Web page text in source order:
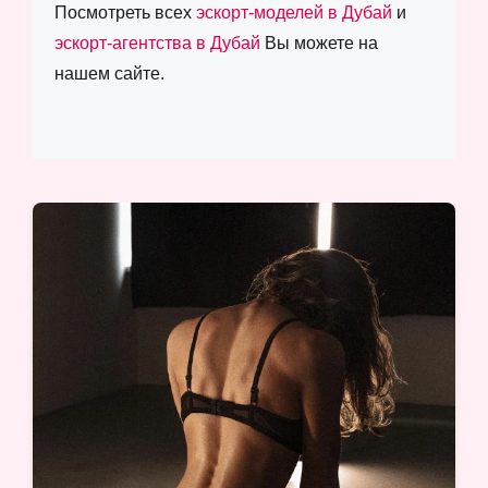
Посмотреть всех эскорт-моделей в Дубай и
эскорт-агентства в Дубай Вы можете на
нашем сайте.